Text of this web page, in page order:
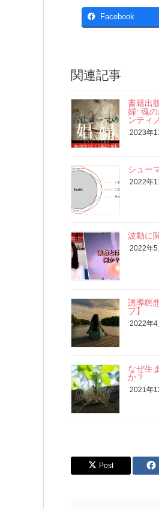
Facebook
関連記事
書籍出
婦: 魂
ンティ
2023年
シュー
2022年
波動に
2022年5
誘導瞑
プ】
2022年4
なぜ生
か？
2021年
Post